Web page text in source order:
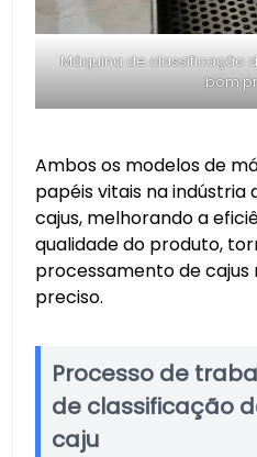
Máquina de classificação
bom
Ambos os modelos de
papéis vitais na
cajus, melhorando a
qualidade do produto,
processamento de cajus
preciso.
Processo de
de classificação
caju